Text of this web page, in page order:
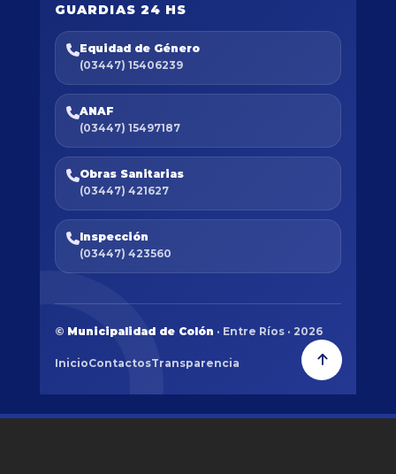
GUARDIAS 24 HS
Equidad de Género
(03447) 15406239
ANAF
(03447) 15497187
Obras Sanitarias
(03447) 421627
Inspección
(03447) 423560
© Municipalidad de Colón · Entre Ríos · 2026
InicioContactosTransparencia